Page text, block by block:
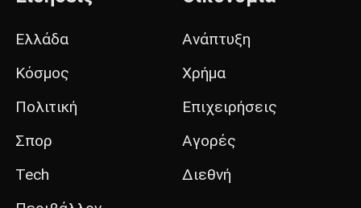
Ελλάδα
Κόσμος
Πολιτική
Σπορ
Tech
Ανάπτυξη
Χρήμα
Επιχειρήσεις
Αγορές
Διεθνή